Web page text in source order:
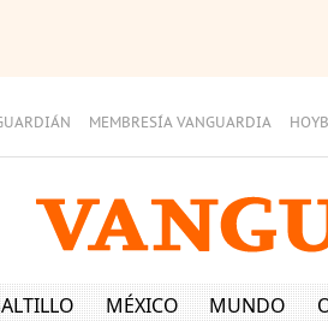
MEMBRESÍA VANGUARDIA
MÉXICO MUNDO